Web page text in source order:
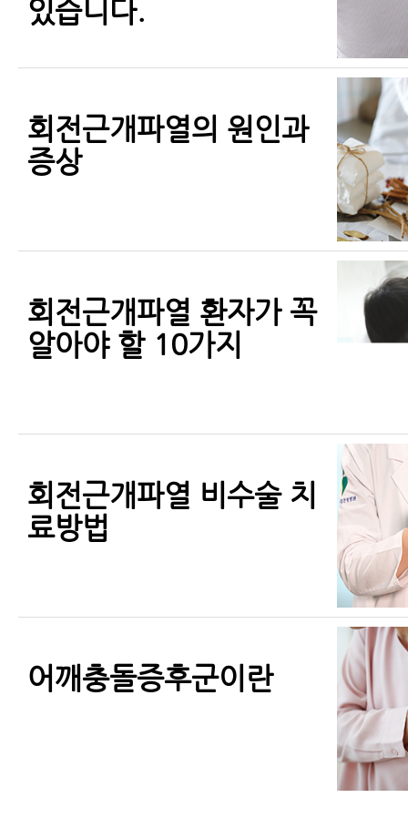
있습니다.
회전근개파열의 원인과
증상
회전근개파열 환자가 꼭
알아야 할 10가지
회전근개파열 비수술 치
료방법
어깨충돌증후군이란